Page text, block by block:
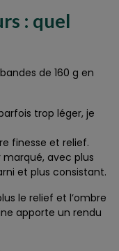
: quel
de 160 g en
trop léger, je
finesse et relief.
avec plus
et plus consistant.
le relief et l’ombre
apporte un rendu